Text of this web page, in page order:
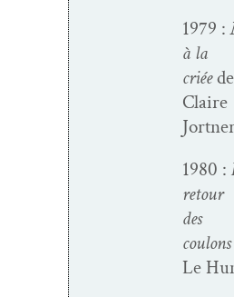
1979 :
à la
criéede
Claire
1980 :
retour
des
coulons
Le